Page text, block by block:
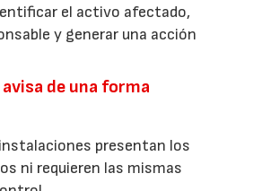
el activo afectado,
y generar una acción
de una forma
presentan los
ni requieren las mismas